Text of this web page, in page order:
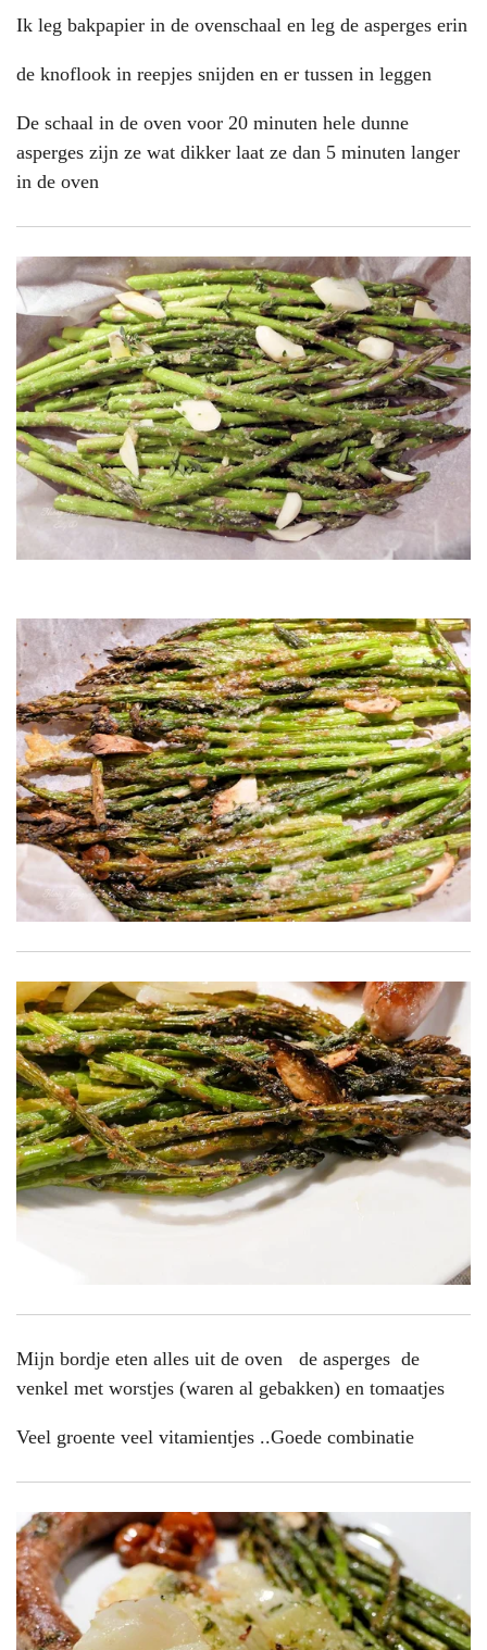
Ik leg bakpapier in de ovenschaal en leg de asperges erin
de knoflook in reepjes snijden en er tussen in leggen
De schaal in de oven voor 20 minuten hele dunne
asperges zijn ze wat dikker laat ze dan 5 minuten langer
in de oven
Mijn bordje eten alles uit de oven de asperges de
venkel met worstjes (waren al gebakken) en tomaatjes
Veel groente veel vitamientjes ..Goede combinatie